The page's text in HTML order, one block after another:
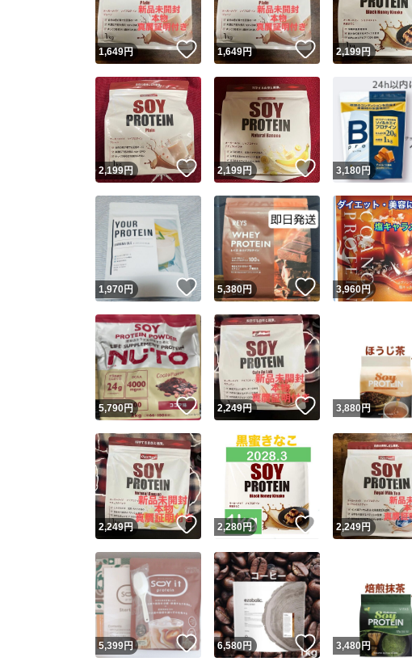
スピード＆安
安心発送
1,649円 いいね！
1,649円 いいね！
2,199円
2,199円 いいね！
2,199円 いいね！
3,180円
1,970円 いいね！
5,380円 いいね！
3,960円
5,790円 いいね！
2,249円 いいね！
3,880円
2,249円 いいね！
2,280円 いいね！
2,249円
5,399円 いいね！
6,580円 いいね！
3,480円